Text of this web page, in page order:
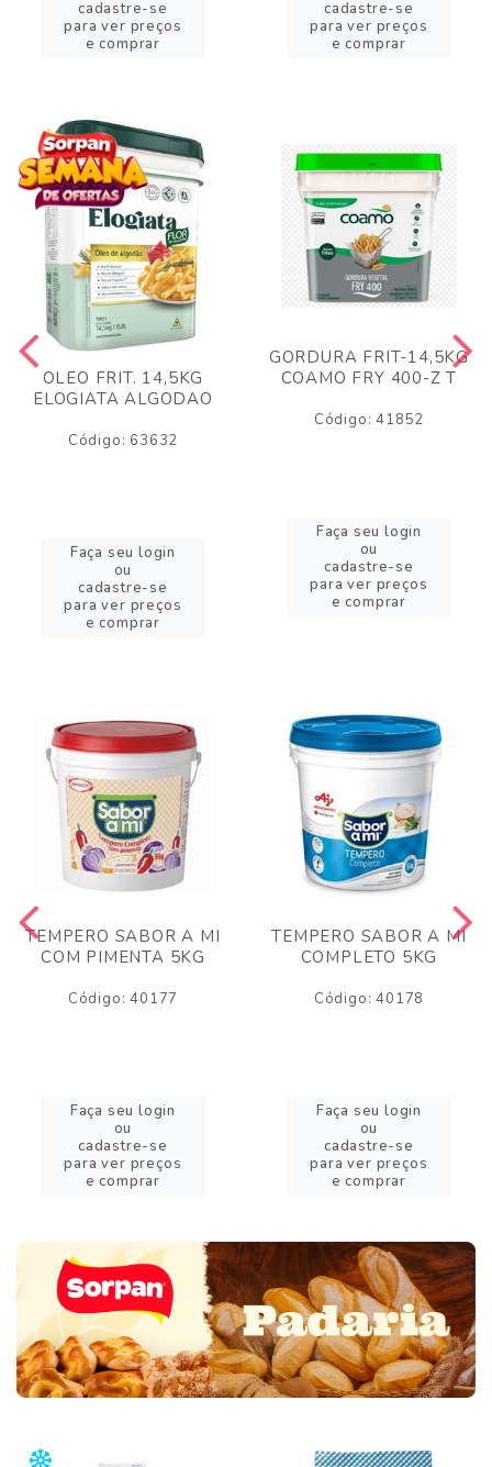
cadastre-se
para ver preços
e comprar
cadastre-se
para ver preços
e comprar
OLEO FRIT. 14,5KG
ELOGIATA ALGODAO
Código: 63632
Faça seu login
ou
cadastre-se
para ver preços
e comprar
GORDURA FRIT-14,5KG
COAMO FRY 400-Z T
Código: 41852
Faça seu login
ou
cadastre-se
para ver preços
e comprar
TEMPERO SABOR A MI
COM PIMENTA 5KG
Código: 40177
Faça seu login
ou
cadastre-se
para ver preços
e comprar
TEMPERO SABOR A MI
COMPLETO 5KG
Código: 40178
Faça seu login
ou
cadastre-se
para ver preços
e comprar